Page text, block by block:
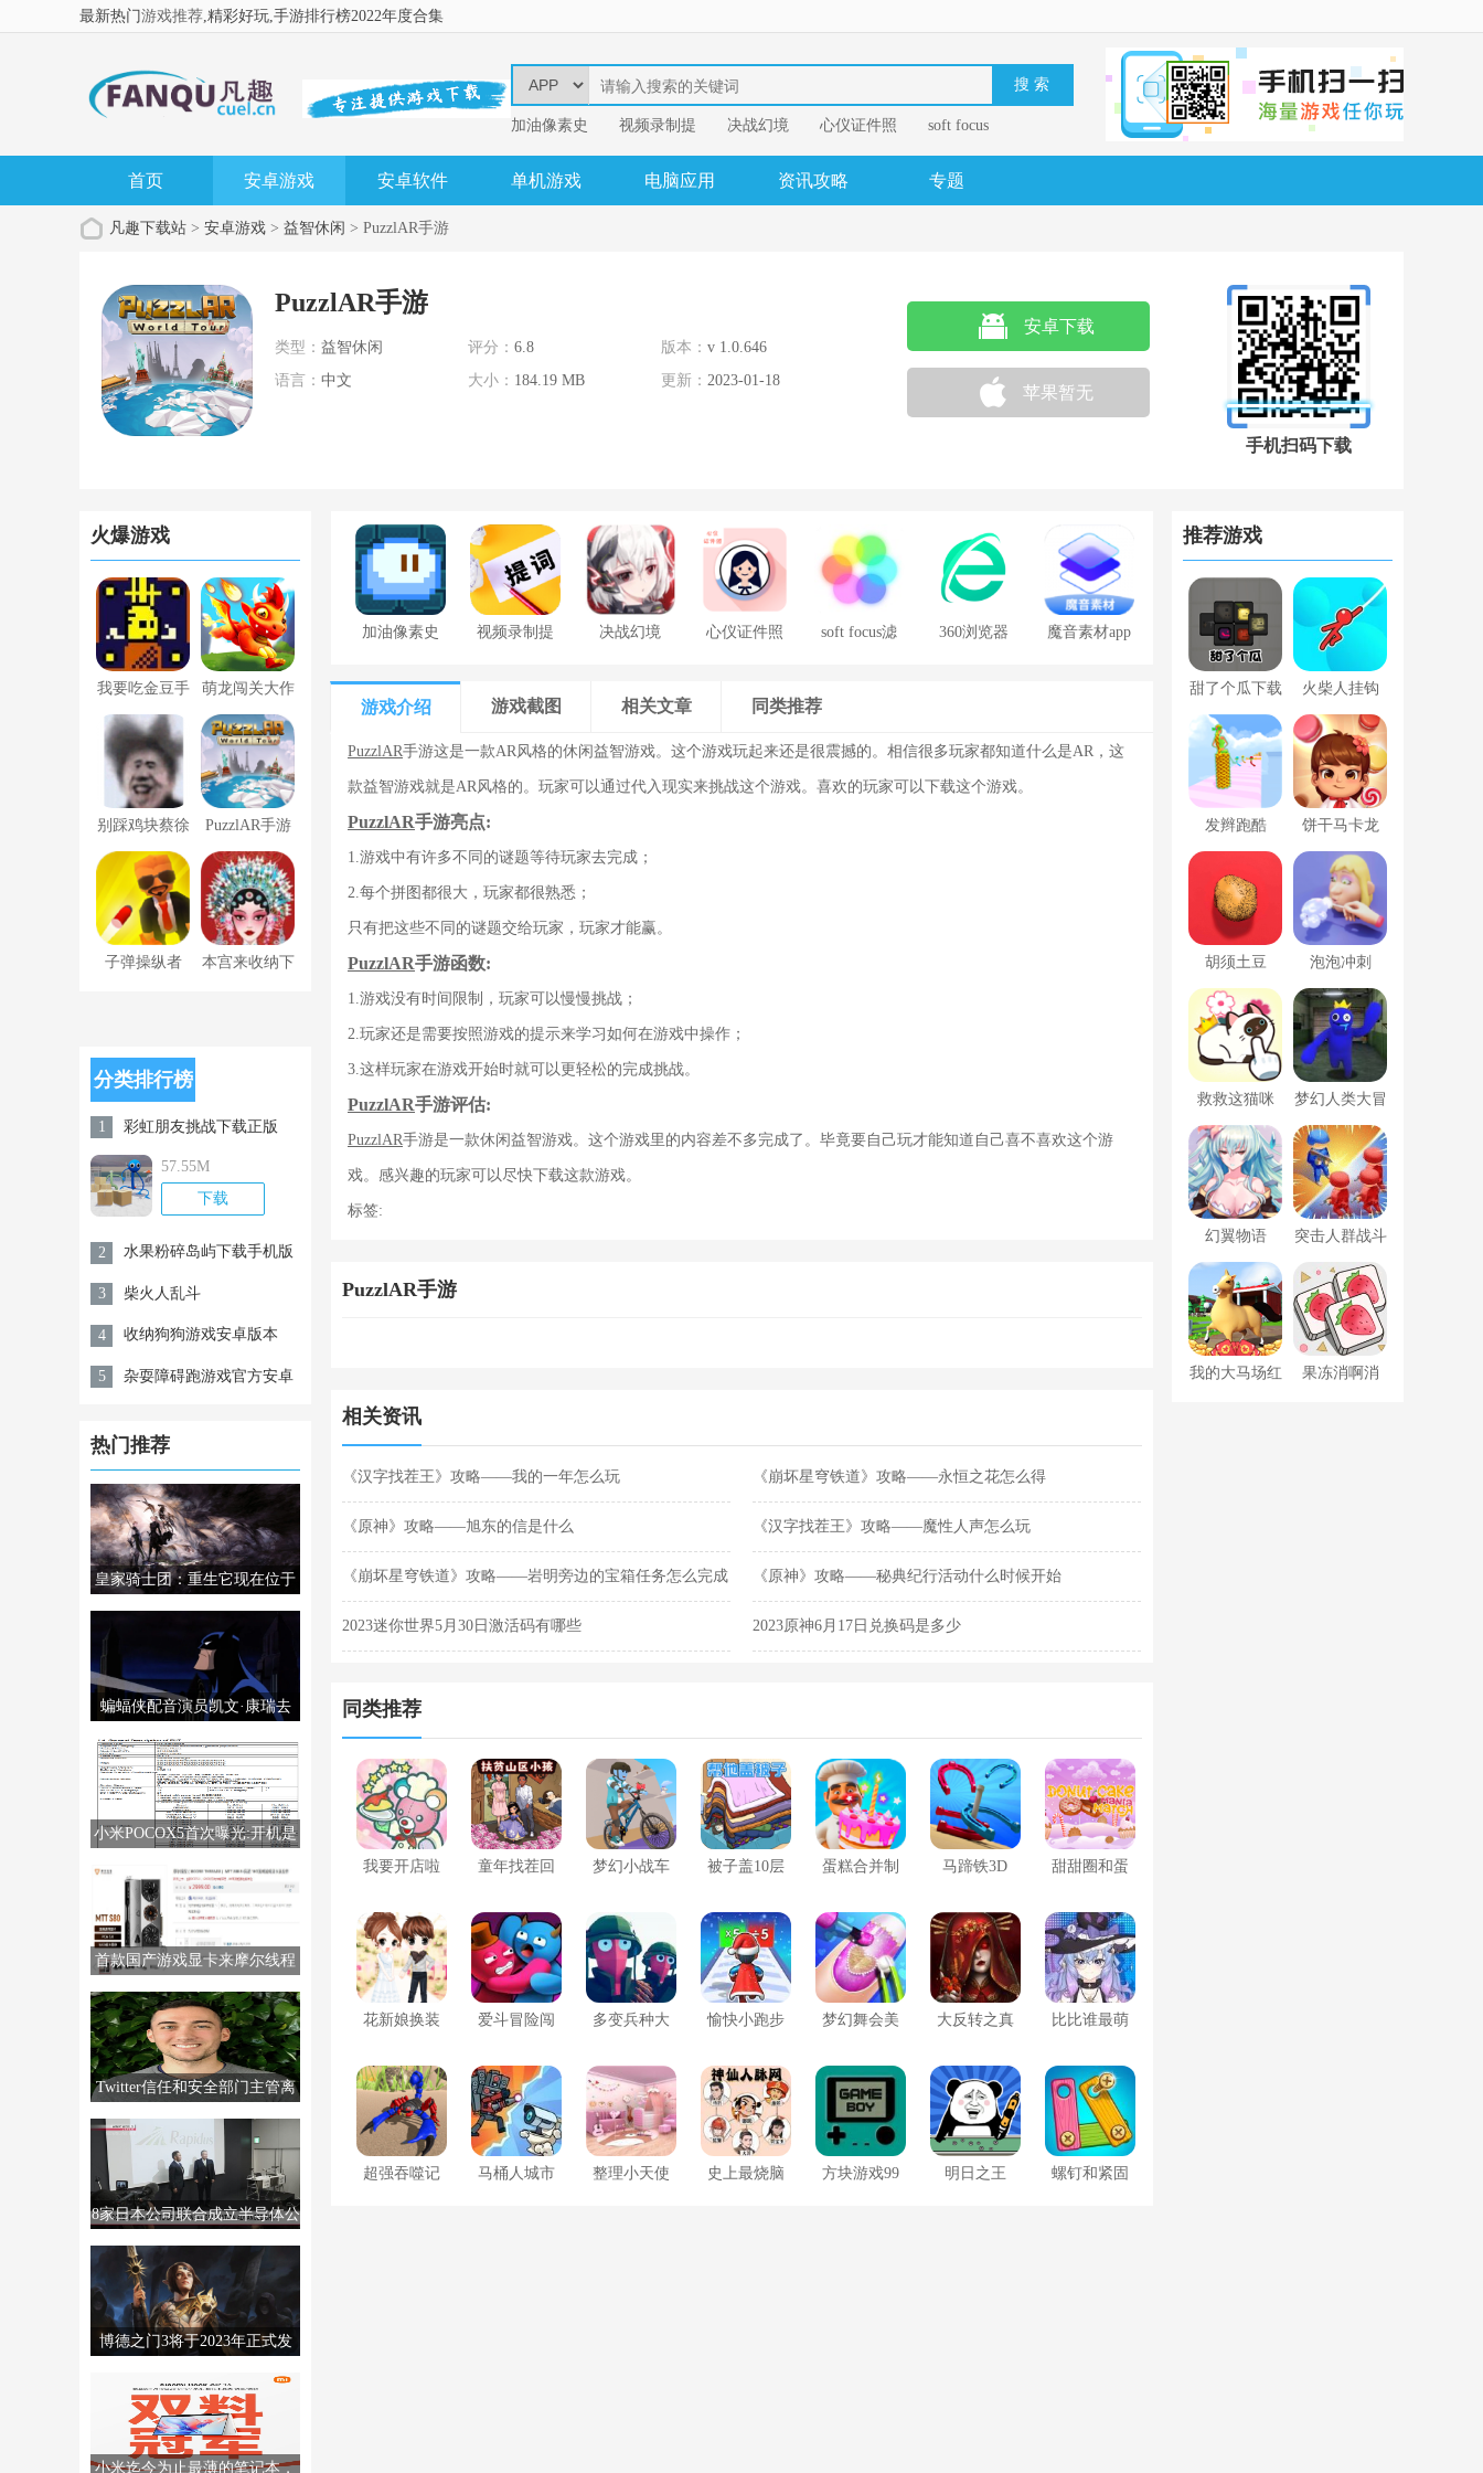
最新热门游戏推荐,精彩好玩,手游排行榜2022年度合集
加油像素史 视频录制提 决战幻境 心仪证件照
soft focus
幂果音频格
首页 安卓游戏 安卓软件 单机游戏 电脑应用 资讯攻略 专题
凡趣下载站 > 安卓游戏 > 益智休闲 > PuzzlAR手游
PuzzlAR手游
类型： 益智休闲 评分： 6.8 版本： v 1.0.646
语言： 中文 大小： 184.19 MB 更新： 2023-01-18
安卓下载
苹果暂无
手机扫码下载
火爆游戏
我要吃金豆手
游
萌龙闯关大作
战安卓版
别踩鸡块蔡徐
坤游戏官方安
卓版1.0
PuzzlAR手游
子弹操纵者 本宫来收纳下
分类排行榜
1 彩虹朋友挑战下载正版
57.55M
下载
2 水果粉碎岛屿下载手机版
3 柴火人乱斗
4 收纳狗狗游戏安卓版本
5 杂耍障碍跑游戏官方安卓
热门推荐
皇家骑士团：重生它现在位于
PS5/PS4/PC/NS上。
蝙蝠侠配音演员凯文·康瑞去
小米POCOX5首次曝光:开机是
首款国产游戏显卡来摩尔线程
MTTS80，售价2999元。
Twitter信任和安全部门主管离
职，销售经理撤回辞呈
8家日本公司联合成立半导体公
司Rapidus，制造高级芯片。
博德之门3将于2023年正式发
小米迄今为止最薄的笔记本，
加油像素史
新版
视频录制提 决战幻境 心仪证件照 soft focus滤 360浏览器 魔音素材app
游戏介绍 游戏截图 相关文章 同类推荐
PuzzlAR手游这是一款AR风格的休闲益智游戏。这个游戏玩起来还是很震撼的。相信很多玩家都知道什么是AR，这
款益智游戏就是AR风格的。玩家可以通过代入现实来挑战这个游戏。喜欢的玩家可以下载这个游戏。
PuzzlAR手游亮点:
1.游戏中有许多不同的谜题等待玩家去完成；
2.每个拼图都很大，玩家都很熟悉；
只有把这些不同的谜题交给玩家，玩家才能赢。
PuzzlAR手游函数:
1.游戏没有时间限制，玩家可以慢慢挑战；
2.玩家还是需要按照游戏的提示来学习如何在游戏中操作；
3.这样玩家在游戏开始时就可以更轻松的完成挑战。
PuzzlAR手游评估:
PuzzlAR手游是一款休闲益智游戏。这个游戏里的内容差不多完成了。毕竟要自己玩才能知道自己喜不喜欢这个游
戏。感兴趣的玩家可以尽快下载这款游戏。
标签:
PuzzlAR手游
相关资讯
《汉字找茬王》攻略——我的一年怎么玩 《崩坏星穹铁道》攻略——永恒之花怎么得
《原神》攻略——旭东的信是什么 《汉字找茬王》攻略——魔性人声怎么玩
《崩坏星穹铁道》攻略——岩明旁边的宝箱任务怎么完成 《原神》攻略——秘典纪行活动什么时候开始
2023迷你世界5月30日激活码有哪些 2023原神6月17日兑换码是多少
同类推荐
我要开店啦 童年找茬回 梦幻小战车 被子盖10层 蛋糕合并制 马蹄铁3D 甜甜圈和蛋
花新娘换装 爱斗冒险闯 多变兵种大 愉快小跑步 梦幻舞会美 大反转之真 比比谁最萌
超强吞噬记 马桶人城市 整理小天使 史上最烧脑 方块游戏99 明日之王 螺钉和紧固
推荐游戏
甜了个瓜下载
手机版
火柴人挂钩
发辫跑酷 饼干马卡龙
胡须土豆 泡泡冲刺
救救这猫咪 梦幻人类大冒
险
幻翼物语 突击人群战斗
我的大马场红 果冻消啊消